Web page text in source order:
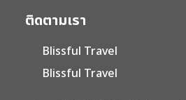
ติดตามเรา
Blissful Travel
Blissful Travel